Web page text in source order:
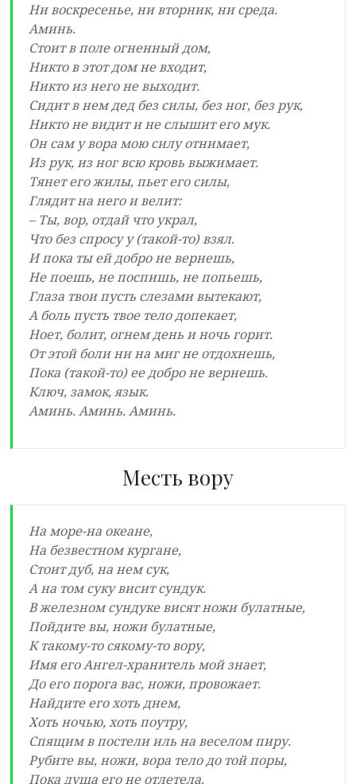
Ни воскресенье, ни вторник, ни среда.
Аминь.
Стоит в поле огненный дом,
Никто в этот дом не входит,
Никто из него не выходит.
Сидит в нем дед без силы, без ног, без рук,
Никто не видит и не слышит его мук.
Он сам у вора мою силу отнимает,
Из рук, из ног всю кровь выжимает.
Тянет его жилы, пьет его силы,
Глядит на него и велит:
– Ты, вор, отдай что украл,
Что без спросу у (такой-то) взял.
И пока ты ей добро не вернешь,
Не поешь, не поспишь, не попьешь,
Глаза твои пусть слезами вытекают,
А боль пусть твое тело допекает,
Ноет, болит, огнем день и ночь горит.
От этой боли ни на миг не отдохнешь,
Пока (такой-то) ее добро не вернешь.
Ключ, замок, язык.
Аминь. Аминь. Аминь.
Месть вору
На море-на океане,
На безвестном кургане,
Стоит дуб, на нем сук,
А на том суку висит сундук.
В железном сундуке висят ножи булатные,
Пойдите вы, ножи булатные,
К такому-то сякому-то вору,
Имя его Ангел-хранитель мой знает,
До его порога вас, ножи, провожает.
Найдите его хоть днем,
Хоть ночью, хоть поутру,
Спящим в постели иль на веселом пиру.
Рубите вы, ножи, вора тело до той поры,
Пока душа его не отлетела.